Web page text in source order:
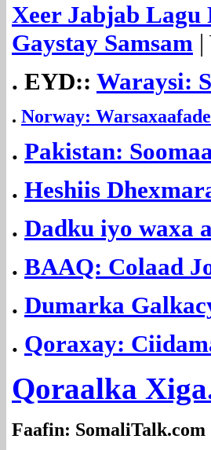
Xeer Jabjab
Gaystay Samsam
. EYD:: Waraysi:
. Norway:
. Pakistan:
. Heshiis
. Dadku iyo waxa
. BAAQ: Colaad
. Dumarka
. Qoraxay: C
Qoraalka
Faafin: SomaliTalk.com